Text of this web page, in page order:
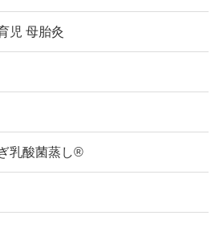
児 母胎灸
乳酸菌蒸し®︎